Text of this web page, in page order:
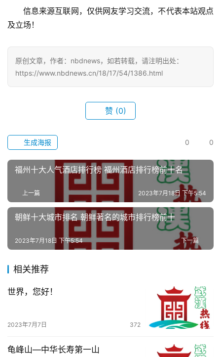
百
科
于
我
服
务
航
信息来源互联网，仅供网友学习交流，不代表本站观点
及立场！
原创文章，作者：nbdnews，如若转载，请注明出处：
https://www.nbdnews.cn/18/17/54/1386.html
赞 (0)
0 0
生成海报
福州十大人气酒店排行榜 福州酒店排行榜前十名
上一篇 2023年7月18日 下午5:54
朝鲜十大城市排名 朝鲜著名的城市排行榜前十
下一篇
2023年7月18日 下午5:54
相关推荐
世界，您好！
2023年7月7日 372
龟峰山—中华长寿第一山